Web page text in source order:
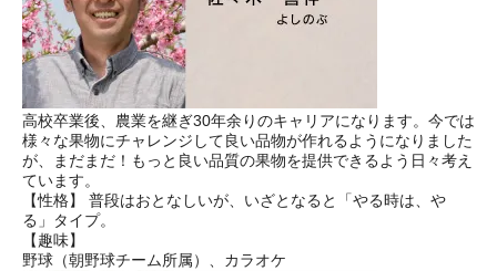
高校卒業後、農業を継ぎ30年余りのキャリアになります。今では
様々な果物にチャレンジして良い品物が作れるようになりました
が、まだまだ！もっと良い品質の果物を提供できるよう日々考え
ています。
【性格】 普段はおとなしいが、いざとなると「やる時は、や
る」タイプ。
【趣味】
野球（朝野球チーム所属）、カラオケ